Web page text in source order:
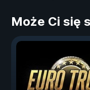
Może Ci się